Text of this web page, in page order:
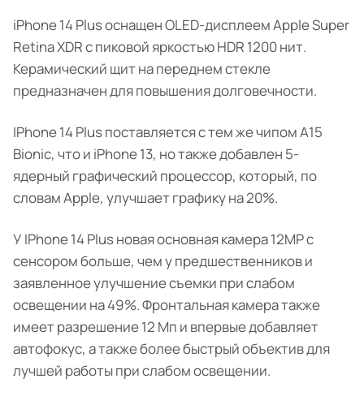
iPhone 14 Plus оснащен OLED-дисплеем Apple Super
Retina XDR с пиковой яркостью HDR 1200 нит.
Керамический щит на переднем стекле
предназначен для повышения долговечности.
IPhone 14 Plus поставляется с тем же чипом A15
Bionic, что и iPhone 13, но также добавлен 5-
ядерный графический процессор, который, по
словам Apple, улучшает графику на 20%.
У IPhone 14 Plus новая основная камера 12MP с
сенсором больше, чем у предшественников и
заявленное улучшение съемки при слабом
освещении на 49%. Фронтальная камера также
имеет разрешение 12 Мп и впервые добавляет
автофокус, а также более быстрый объектив для
лучшей работы при слабом освещении.